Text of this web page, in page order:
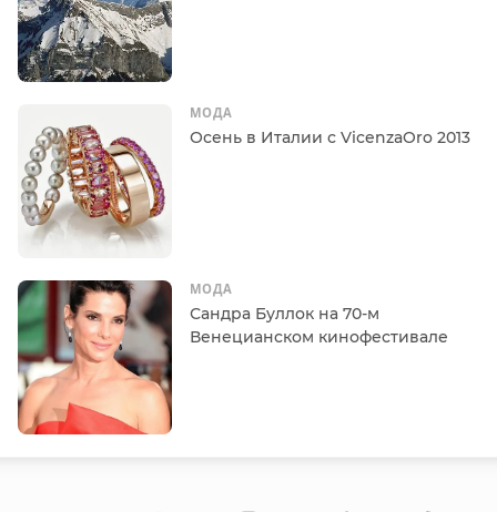
МОДА
Осень в Италии с VicenzaOro 2013
МОДА
Сандра Буллок на 70-м
Венецианском кинофестивале